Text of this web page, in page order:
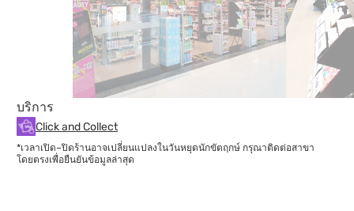
บริการ
Click and Collect
*เวลาเปิด–ปิดร้านอาจเปลี่ยนแปลงในวันหยุดนักขัตฤกษ์ กรุณาติดต่อสาขา
โดยตรงเพื่อยืนยันข้อมูลล่าสุด